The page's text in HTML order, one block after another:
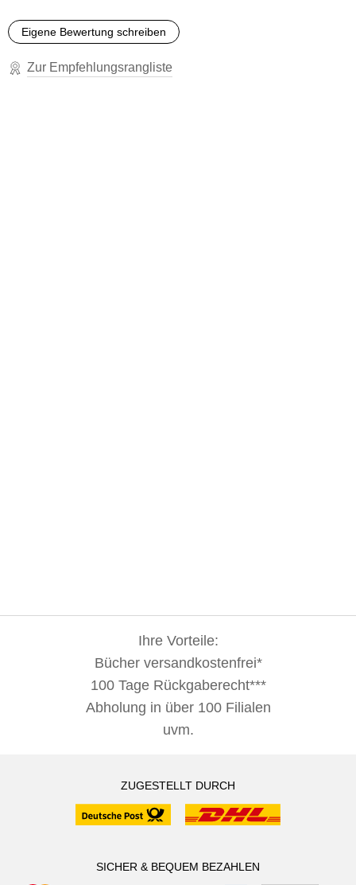
Eigene Bewertung schreiben
Zur Empfehlungsrangliste
Ihre Vorteile:
Bücher versandkostenfrei*
100 Tage Rückgaberecht***
Abholung in über 100 Filialen
uvm.
ZUGESTELLT DURCH
SICHER & BEQUEM BEZAHLEN